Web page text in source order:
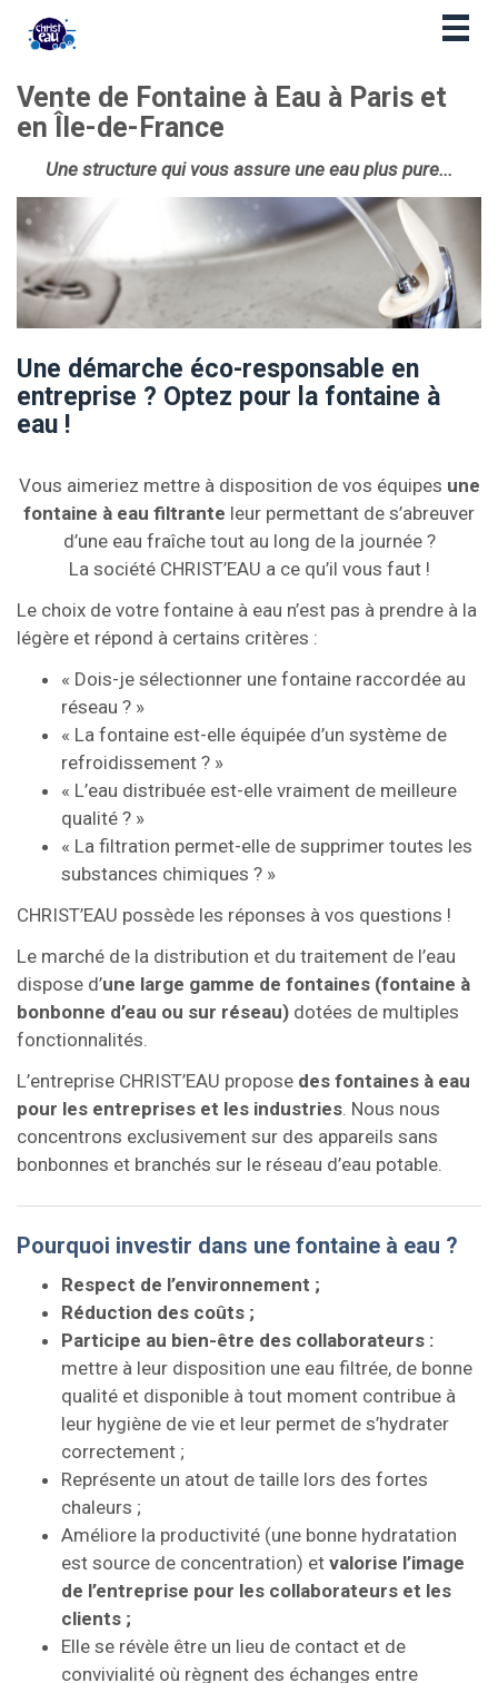
Vente de Fontaine à Eau à Paris et
en Île-de-France
Une structure qui vous assure une eau plus pure...
Une démarche éco-responsable en
entreprise ? Optez pour la fontaine à
eau !
Vous aimeriez mettre à disposition de vos équipes une
fontaine à eau filtrante leur permettant de s’abreuver
d’une eau fraîche tout au long de la journée ?
La société CHRIST’EAU a ce qu’il vous faut !
Le choix de votre fontaine à eau n’est pas à prendre à la
légère et répond à certains critères :
« Dois-je sélectionner une fontaine raccordée au
réseau ? »
« La fontaine est-elle équipée d’un système de
refroidissement ? »
« L’eau distribuée est-elle vraiment de meilleure
qualité ? »
« La filtration permet-elle de supprimer toutes les
substances chimiques ? »
CHRIST’EAU possède les réponses à vos questions !
Le marché de la distribution et du traitement de l’eau
dispose d’une large gamme de fontaines (fontaine à
bonbonne d’eau ou sur réseau) dotées de multiples
fonctionnalités.
L’entreprise CHRIST’EAU propose des fontaines à eau
pour les entreprises et les industries. Nous nous
concentrons exclusivement sur des appareils sans
bonbonnes et branchés sur le réseau d’eau potable.
Pourquoi investir dans une fontaine à eau ?
Respect de l’environnement ;
Réduction des coûts ;
Participe au bien-être des collaborateurs :
mettre à leur disposition une eau filtrée, de bonne
qualité et disponible à tout moment contribue à
leur hygiène de vie et leur permet de s’hydrater
correctement ;
Représente un atout de taille lors des fortes
chaleurs ;
Améliore la productivité (une bonne hydratation
est source de concentration) et valorise l’image
de l’entreprise pour les collaborateurs et les
clients ;
Elle se révèle être un lieu de contact et de
convivialité où règnent des échanges entre